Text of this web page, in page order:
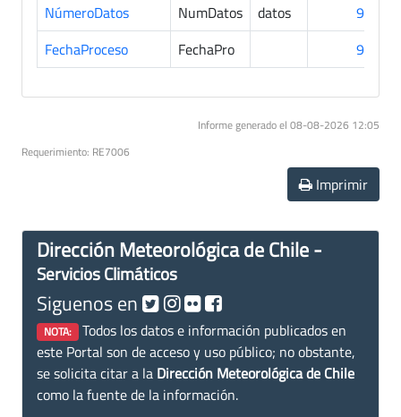
NúmeroDatos
NumDatos datos
91
FechaProceso
FechaPro 91
Informe generado el 08-08-2026 12:05
Requerimiento: RE7006
Imprimir
Dirección Meteorológica de Chile -
Servicios Climáticos
Siguenos en
NOTA: Todos los datos e información publicados en
este Portal son de acceso y uso público; no obstante,
se solicita citar a la Dirección Meteorológica de Chile
como la fuente de la información.